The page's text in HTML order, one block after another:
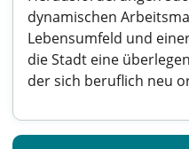
dynamischen
Lebensumfeld und
die Stadt eine
der sich beruflich neu